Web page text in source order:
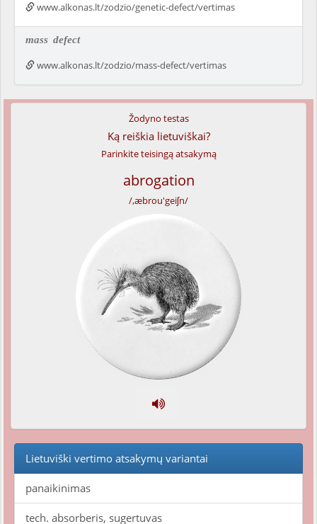
www.alkonas.lt/zodzio/genetic-defect/vertimas
mass defect
www.alkonas.lt/zodzio/mass-defect/vertimas
Žodyno testas
Ką reiškia lietuviškai?
Parinkite teisingą atsakymą
abrogation
/,æbrou'geiʃn/
Lietuviški vertimo atsakymų variantai
panaikinimas
tech. absorberis, sugertuvas